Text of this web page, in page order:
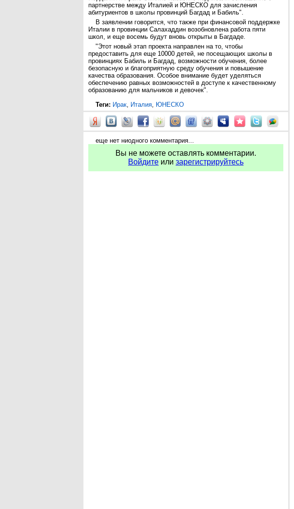
партнерстве между Италией и ЮНЕСКО для зачисления
абитуриентов в школы провинций Багдад и Бабиль".
В заявлении говорится, что также при финансовой поддержке
Италии в провинции Салахаддин возобновлена работа пяти
школ, и еще восемь будут вновь открыты в Багдаде.
"Этот новый этап проекта направлен на то, чтобы
предоставить для еще 10000 детей, не посещающих школы в
провинциях Бабиль и Багдад, возможности обучения, более
безопасную и благоприятную среду обучения и повышение
качества образования. Особое внимание будет уделяться
обеспечению равных возможностей в доступе к качественному
образованию для мальчиков и девочек".
Теги: Ирак, Италия, ЮНЕСКО
еще нет ниодного комментария...
Вы не можете оставлять комментарии.
Войдите или зарегистрируйтесь